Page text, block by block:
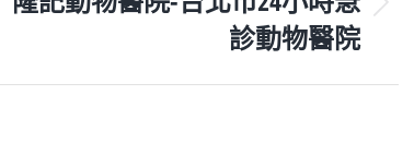
Next
診動物醫院